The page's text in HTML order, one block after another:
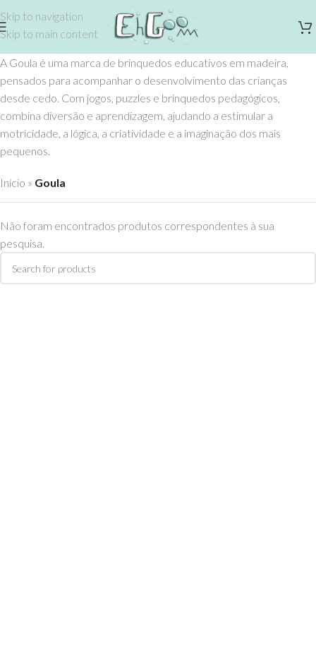
Skip to navigation
Skip to main content
A Goula é uma marca de brinquedos educativos em madeira,
pensados para acompanhar o desenvolvimento das crianças
desde cedo. Com jogos, puzzles e brinquedos pedagógicos,
combina diversão e aprendizagem, ajudando a estimular a
motricidade, a lógica, a criatividade e a imaginação dos mais
pequenos.
Início » Goula
Não foram encontrados produtos correspondentes à sua
pesquisa.